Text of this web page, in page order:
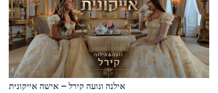
אילנה ונועה קירל – אישה אייקונית